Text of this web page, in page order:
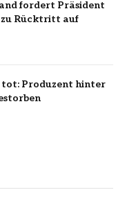
fordert Präsident
Rücktritt auf
Produzent hinter